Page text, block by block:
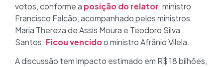
votos, conforme a posição do relator, ministro
Francisco Falcão, acompanhado pelos ministros
Maria Thereza de Assis Moura e Teodoro Silva
Santos. Ficou vencidoo ministro Afrânio Vilela.
A discussão tem impacto estimado em R$ 18 bilhões,